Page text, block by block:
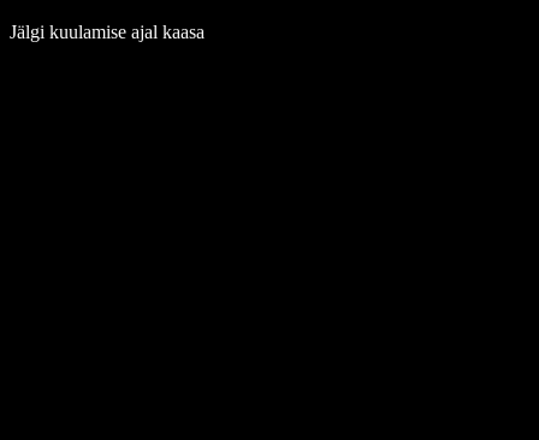
Jälgi kuulamise ajal kaasa